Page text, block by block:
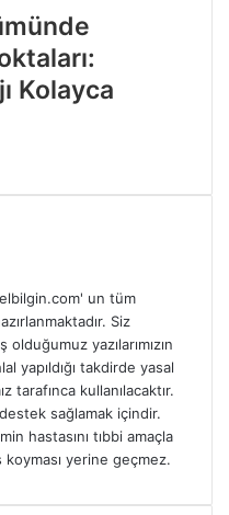
Kolayca
un tüm
Siz
yazılarımızın
yapıldığı takdirde yasal
tarafınca kullanılacaktır.
sağlamak içindir.
hastasını tıbbi amaçla
yerine geçmez.